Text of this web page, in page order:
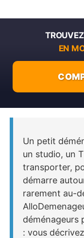
Un petit
un studio, un
transporter,
démarre
rarement au-
déménageurs
: vous
EN